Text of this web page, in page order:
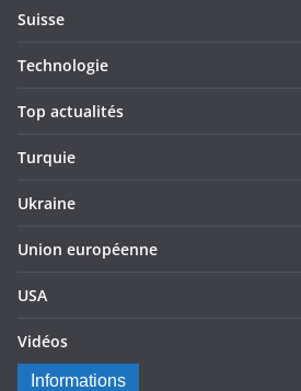
Suisse
Technologie
Top actualités
Turquie
Ukraine
Union européenne
USA
Vidéos
Informations